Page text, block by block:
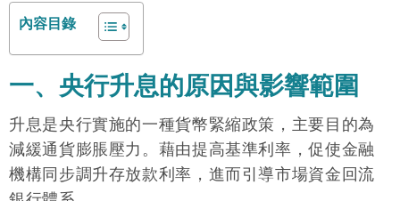
內容目錄
一、央行升息的原因與影響範圍
升息是央行實施的一種貨幣緊縮政策，主要目的為
減緩通貨膨脹壓力。藉由提高基準利率，促使金融
機構同步調升存放款利率，進而引導市場資金回流